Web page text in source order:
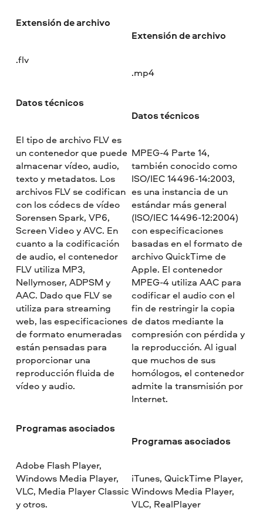
Extensión de archivo
.flv
Datos técnicos
El tipo de archivo FLV es
un contenedor que puede
almacenar vídeo, audio,
texto y metadatos. Los
archivos FLV se codifican
con los códecs de vídeo
Sorensen Spark, VP6,
Screen Video y AVC. En
cuanto a la codificación
de audio, el contenedor
FLV utiliza MP3,
Nellymoser, ADPSM y
AAC. Dado que FLV se
utiliza para streaming
web, las especificaciones
de formato enumeradas
están pensadas para
proporcionar una
reproducción fluida de
vídeo y audio.
Programas asociados
Adobe Flash Player,
Windows Media Player,
VLC, Media Player Classic
y otros.
Extensión de archivo
.mp4
Datos técnicos
MPEG-4 Parte 14,
también conocido como
ISO/IEC 14496-14:2003,
es una instancia de un
estándar más general
(ISO/IEC 14496-12:2004)
con especificaciones
basadas en el formato de
archivo QuickTime de
Apple. El contenedor
MPEG-4 utiliza AAC para
codificar el audio con el
fin de restringir la copia
de datos mediante la
compresión con pérdida y
la reproducción. Al igual
que muchos de sus
homólogos, el contenedor
admite la transmisión por
Internet.
Programas asociados
iTunes, QuickTime Player,
Windows Media Player,
VLC, RealPlayer